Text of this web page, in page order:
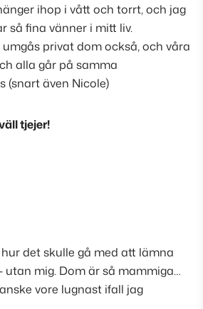
ihop i vått och torrt, och jag
så fina vänner i mitt liv.
privat dom också, och våra
alla går på samma
(snart även Nicole)
tjejer!
det skulle gå med att lämna
utan mig. Dom är så mammiga…
vore lugnast ifall jag